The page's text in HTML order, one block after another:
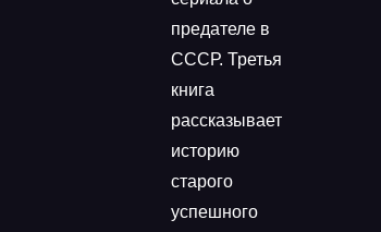
предателе в
СССР. Третья
книга
рассказывает
историю
старого
успешного